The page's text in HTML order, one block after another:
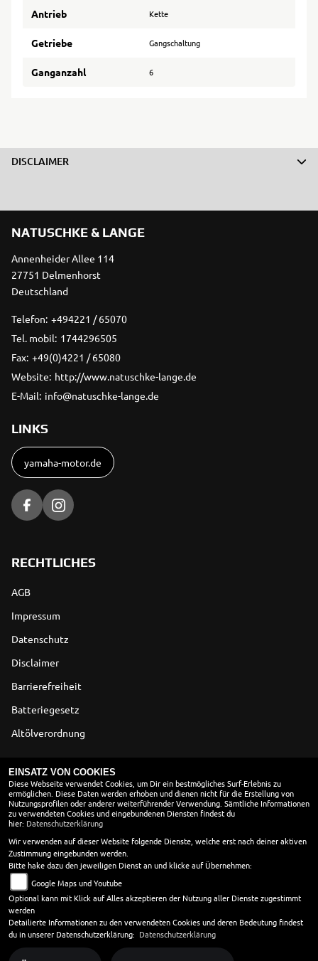
Antrieb Kette
Getriebe Gangschaltung
Ganganzahl 6
DISCLAIMER
NATUSCHKE & LANGE
Annenheider Allee 114
27751 Delmenhorst
Deutschland
Telefon: +494221 / 65070
Tel. mobil: 1744296505
Fax: +49(0)4221 / 65080
Website: http://www.natuschke-lange.de
E-Mail: info@natuschke-lange.de
LINKS
yamaha-motor.de
RECHTLICHES
AGB
Impressum
Datenschutz
Disclaimer
Barrierefreiheit
Batteriegesetz
Altölverordnung
ÖFFNUNGSZEITEN
Montag:
09:00 - 18:00
Dienstag:
09:00 - 18:00
Mittwoch:
09:00 - 18:00
Donnerstag:
09:00 - 18:00
Freitag:
09:00 - 18:00
Samstag:
09:00 - 13:00
Sonntag:
geschlossen
SOMMERÖFFNUNGSZEITEN
EINSATZ VON COOKIES
Diese Webseite verwendet Cookies, um Dir ein bestmögliches Surf-Erlebnis zu
ermöglichen. Diese Daten werden erhoben und dienen nicht für die Erstellung von
Nutzungsprofilen oder anderer weiterführender Verwendung. Sämtliche Informationen
zu verwendeten Cookies und eingebundenen Diensten findest du
hier: Datenschutzerklärung
Wir verwenden auf dieser Website folgende Dienste, welche erst nach deiner aktiven
Zustimmung eingebunden werden.
Bitte hake dazu den jeweiligen Dienst an und klicke auf Übernehmen:
Google Maps und Youtube
Optional kann mit Klick auf Alles akzeptieren der Nutzung aller Dienste zugestimmt
werden
Detailierte Informationen zu den verwendeten Cookies und deren Bedeutung findest
du in unserer Datenschutzerklärung: Datenschutzerklärung